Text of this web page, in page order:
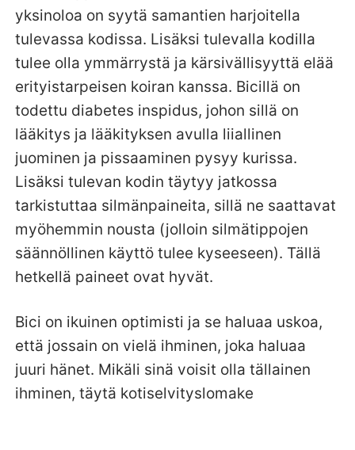
yksinoloa on syytä samantien harjoitella
tulevassa kodissa. Lisäksi tulevalla kodilla
tulee olla ymmärrystä ja kärsivällisyyttä elää
erityistarpeisen koiran kanssa. Bicillä on
todettu diabetes inspidus, johon sillä on
lääkitys ja lääkityksen avulla liiallinen
juominen ja pissaaminen pysyy kurissa.
Lisäksi tulevan kodin täytyy jatkossa
tarkistuttaa silmänpaineita, sillä ne saattavat
myöhemmin nousta (jolloin silmätippojen
säännöllinen käyttö tulee kyseeseen). Tällä
hetkellä paineet ovat hyvät.
Bici on ikuinen optimisti ja se haluaa uskoa,
että jossain on vielä ihminen, joka haluaa
juuri hänet. Mikäli sinä voisit olla tällainen
ihminen, täytä kotiselvityslomake